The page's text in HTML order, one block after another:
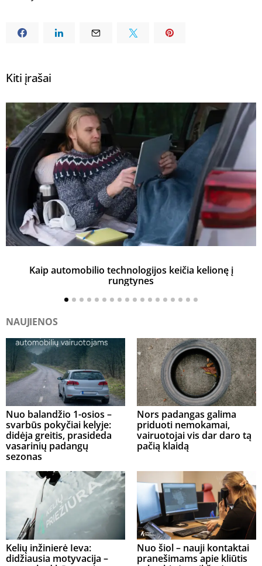
Kiti įrašai
Kaip automobilio technologijos keičia kelionę į
rungtynes
NAUJIENOS
Nuo balandžio 1-osios –
svarbūs pokyčiai kelyje:
didėja greitis, prasideda
vasarinių padangų
sezonas
Nors padangas galima
priduoti nemokamai,
vairuotojai vis dar daro tą
pačią klaidą
Kelių inžinierė Ieva:
didžiausia motyvacija –
Nuo šiol – nauji kontaktai
pranešimams apie kliūtis